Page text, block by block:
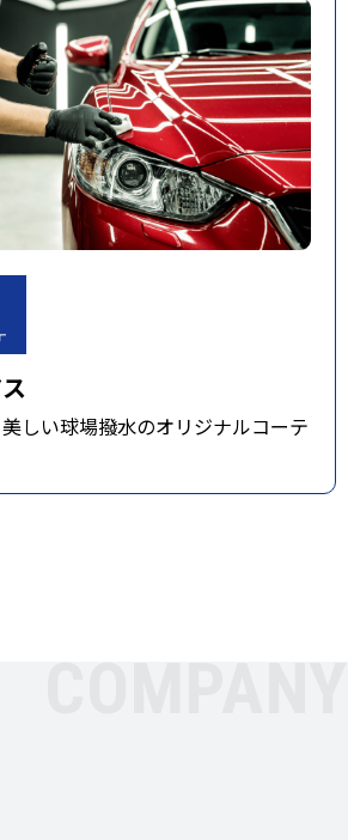
しい球場撥水のオリジナルコーテ
COMPANY